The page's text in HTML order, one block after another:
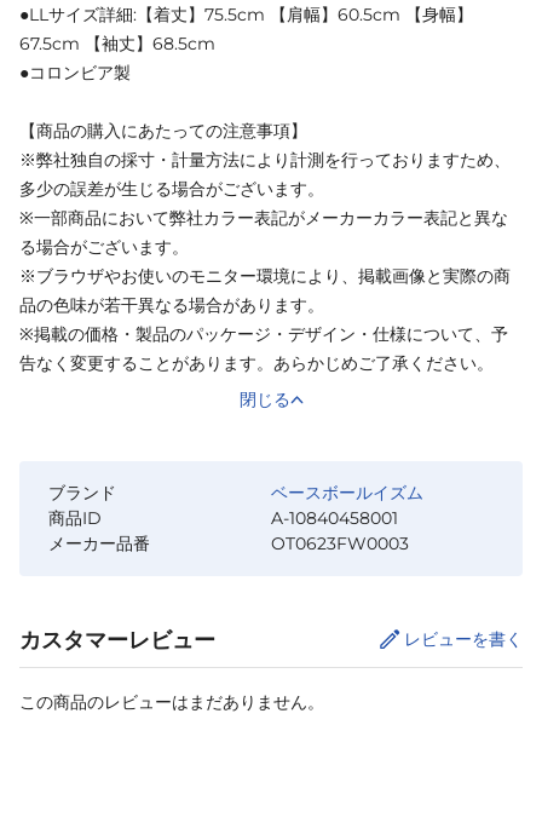
●LLサイズ詳細:【着丈】75.5cm 【肩幅】60.5cm 【身幅】
67.5cm 【袖丈】68.5cm
●コロンビア製
【商品の購入にあたっての注意事項】
※弊社独自の採寸・計量方法により計測を行っておりますため、
多少の誤差が生じる場合がございます。
※一部商品において弊社カラー表記がメーカーカラー表記と異な
る場合がございます。
※ブラウザやお使いのモニター環境により、掲載画像と実際の商
品の色味が若干異なる場合があります。
※掲載の価格・製品のパッケージ・デザイン・仕様について、予
告なく変更することがあります。あらかじめご了承ください。
閉じる
ブランド
ベースボールイズム
商品ID
A-10840458001
メーカー品番
OT0623FW0003
カスタマーレビュー レビューを書く
この商品のレビューはまだありません。